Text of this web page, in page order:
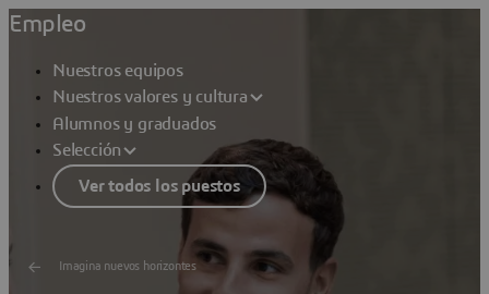
Empleo
Nuestros equipos
Nuestros valores y cultura
Alumnos y graduados
Selección
Ver todos los puestos
Imagina nuevos horizontes